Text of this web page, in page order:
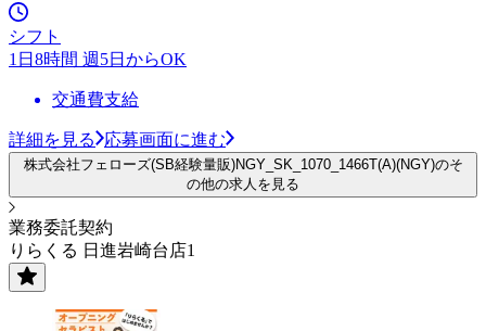
シフト
1日8時間 週5日からOK
交通費支給
詳細を見る 応募画面に進む
株式会社フェローズ(SB経験量販)NGY_SK_1070_1466T(A)(NGY)のそ
の他の求人を見る
業務委託契約
りらくる 日進岩崎台店1